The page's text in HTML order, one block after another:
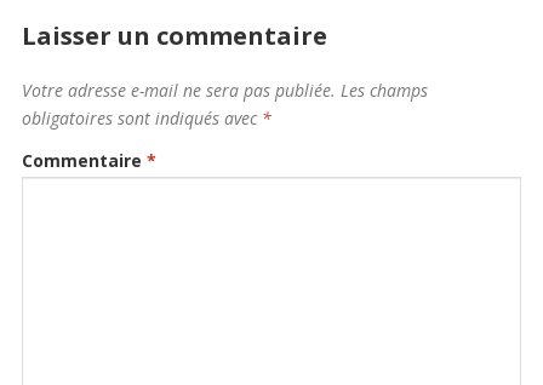
Laisser un commentaire
Votre adresse e-mail ne sera pas publiée. Les champs
obligatoires sont indiqués avec *
Commentaire *